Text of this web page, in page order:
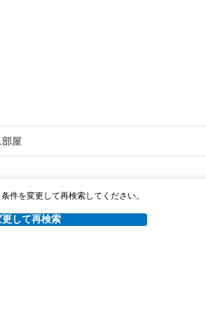
屋
件を変更して再検索してください。
して再検索